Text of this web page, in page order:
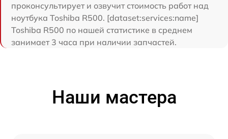
проконсультирует и озвучит стоимость работ над
ноутбука Toshiba R500. [dataset:services:name]
Toshiba R500 по нашей статистике в среднем
занимает 3 часа при наличии запчастей.
Наши мастера